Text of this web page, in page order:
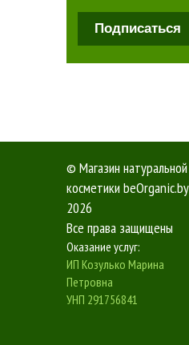
Подписаться
© Магазин натуральной
косметики beOrganic.by
2026
Все права защищены
Оказание услуг:
ИП Козулько Марина
Петровна
УНП 291756841